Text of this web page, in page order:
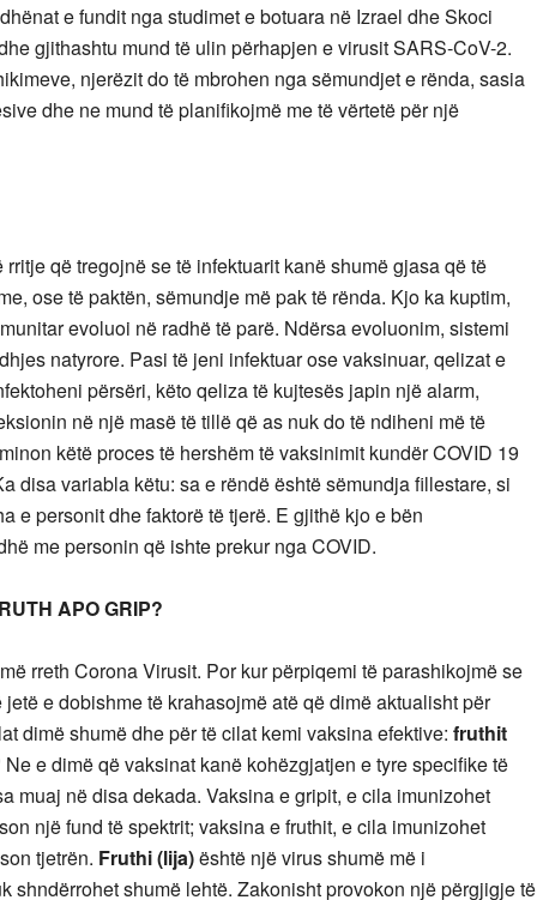
e fundit nga studimet e botuara në Izrael dhe Skoci
gjithashtu mund të ulin përhapjen e virusit SARS-CoV-2.
njerëzit do të mbrohen nga sëmundjet e rënda, sasia
dhe ne mund të planifikojmë me të vërtetë për një
që tregojnë se të infektuarit kanë shumë gjasa që të
ose të paktën, sëmundje më pak të rënda. Kjo ka kuptim,
evoluoi në radhë të parë. Ndërsa evoluonim, sistemi
natyrore. Pasi të jeni infektuar ose vaksinuar, qelizat e
përsëri, këto qeliza të kujtesës japin një alarm,
në një masë të tillë që as nuk do të ndiheni më të
këtë proces të hershëm të vaksinimit kundër COVID 19
disa variabla këtu: sa e rëndë është sëmundja fillestare, si
e personit dhe faktorë të tjerë. E gjithë kjo e bën
me personin që ishte prekur nga COVID.
APO GRIP?
rreth Corona Virusit. Por kur përpiqemi të parashikojmë se
e dobishme të krahasojmë atë që dimë aktualisht për
dimë shumë dhe për të cilat kemi vaksina efektive: fruthit
e dimë që vaksinat kanë kohëzgjatjen e tyre specifike të
muaj në disa dekada. Vaksina e gripit, e cila imunizohet
një fund të spektrit; vaksina e fruthit, e cila imunizohet
tjetrën. Fruthi (lija)është një virus shumë më i
shndërrohet shumë lehtë. Zakonisht provokon një përgjigje të